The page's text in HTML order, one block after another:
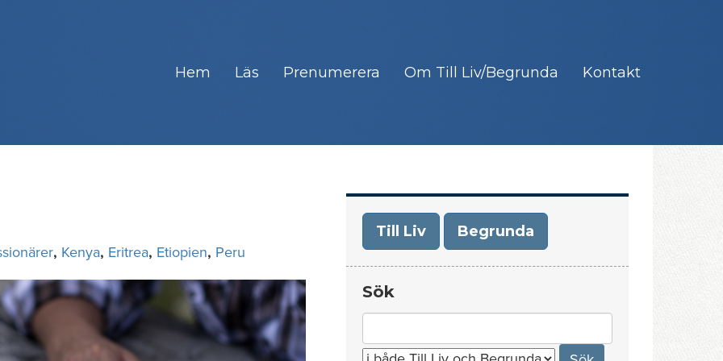
Hem Läs Prenumerera Om Till Liv/Begrunda Kontakt
, Kenya, Eritrea, Etiopien, Peru
Till Liv Begrunda
Sök
for: